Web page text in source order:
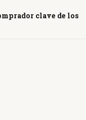
clave de los